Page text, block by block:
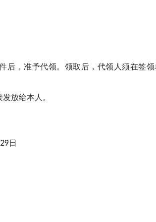
后，准予代领。领取后，代领人须在签
放给本人。
29 日